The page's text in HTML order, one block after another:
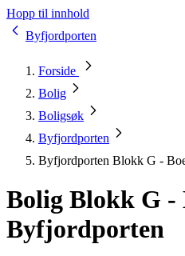
Hopp til innhold
Byfjordporten
Forside
Bolig
Boligsøk
Byfjordporten
Byfjordporten Blokk G -
Bolig Blokk G -
Byfjordporten